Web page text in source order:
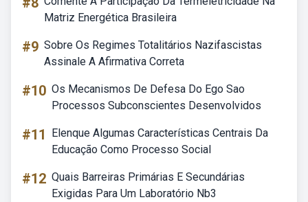
Matriz Energética Brasileira
#9 Sobre Os Regimes Totalitários Nazifascistas
Assinale A Afirmativa Correta
#10 Os Mecanismos De Defesa Do Ego Sao
Processos Subconscientes Desenvolvidos
#11
Elenque Algumas Características Centrais Da
Educação Como Processo Social
#12 Quais Barreiras Primárias E Secundárias
Exigidas Para Um Laboratório Nb3